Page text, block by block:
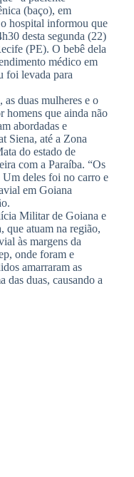
(baço), em
hospital informou que
desta segunda (22)
(PE). O bebê dela
médico em
foi levada para
duas mulheres e o
homens que ainda não
abordadas e
Siena, até a Zona
do estado de
com a Paraíba. “Os
deles foi no carro e
em Goiana
Militar de Goiana e
que atuam na região,
às margens da
onde foram e
amarraram as
das duas, causando a